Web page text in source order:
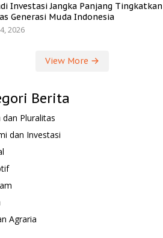
Investasi Jangka Panjang Tingkatkan
Generasi Muda Indonesia
2026
View More
Berita
dan Pluralitas
dan Investasi
Agraria